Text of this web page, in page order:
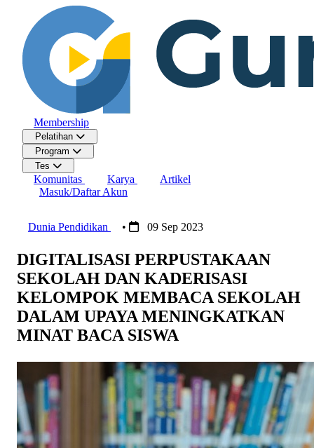
Membership
Pelatihan
Program
Tes
Komunitas Karya
Artikel
Masuk/Daftar Akun
Dunia Pendidikan • 09 Sep 2023
DIGITALISASI PERPUSTAKAAN
SEKOLAH DAN KADERISASI
KELOMPOK MEMBACA SEKOLAH
DALAM UPAYA MENINGKATKAN
MINAT BACA SISWA